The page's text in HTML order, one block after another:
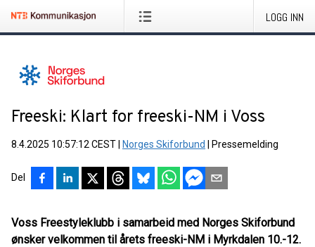
LOGG INN
Freeski: Klart for freeski-NM i Voss
8.4.2025 10:57:12 CEST Norges Skiforbund Pressemelding
Del
Voss Freestyleklubb i samarbeid med Norges Skiforbund
ønsker velkommen til årets freeski-NM i Myrkdalen 10.-12.